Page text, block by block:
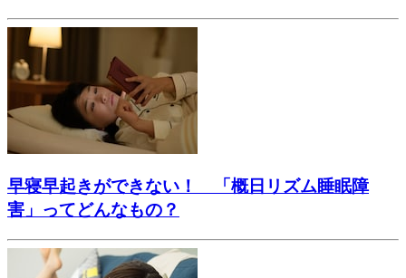
早寝早起きができない！ 「概日リズム睡眠障
害」ってどんなもの？